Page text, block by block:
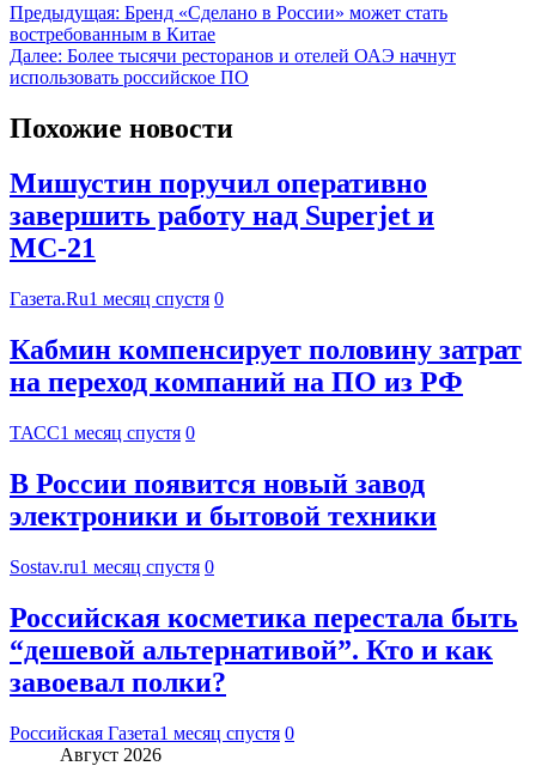
Предыдущая: Бренд «Сделано в России» может стать
востребованным в Китае
Далее: Более тысячи ресторанов и отелей ОАЭ начнут
использовать российское ПО
Похожие новости
Мишустин поручил оперативно
завершить работу над Superjet и
МС-21
Газета.Ru1 месяц спустя 0
Кабмин компенсирует половину затрат
на переход компаний на ПО из РФ
ТАСС1 месяц спустя 0
В России появится новый завод
электроники и бытовой техники
Sostav.ru1 месяц спустя 0
Российская косметика перестала быть
“дешевой альтернативой”. Кто и как
завоевал полки?
Российская Газета1 месяц спустя 0
Август 2026